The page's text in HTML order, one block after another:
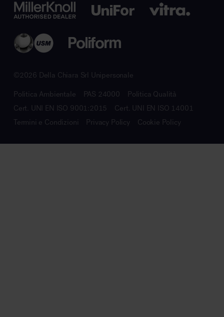
©2026 Della Chiara Srl Unipersonale
Politica Ambientale PAS 24000
Politica Qualità
Cert. UNI EN ISO 9001:2015
Cert. UNI EN ISO 14001
Termini e Condizioni
Privacy Policy Cookie Policy